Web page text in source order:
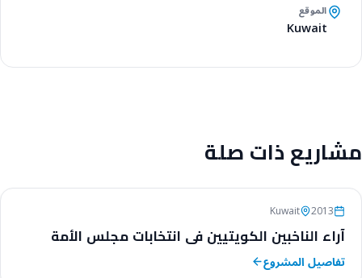
الموقع
Kuwait
مشاريع ذات صلة
استطلاعات الرأي والمسوح
2013
Kuwait
آراء الناخبين الكويتيين في انتخابات مجلس الأمة
تفاصيل المشروع